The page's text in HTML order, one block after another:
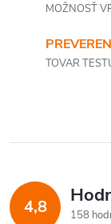
MOŽNOSŤ
TOVAR
4,8
158